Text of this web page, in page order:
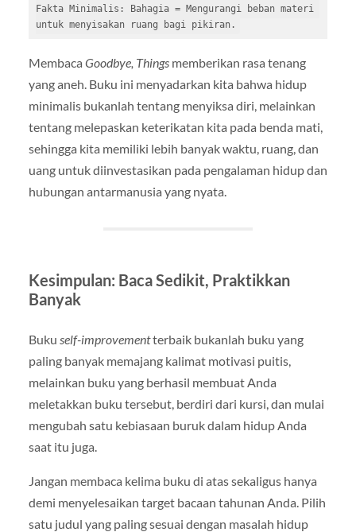
Fakta Minimalis: Bahagia = Mengurangi beban materi
Membaca Goodbye, Thingsmemberikan rasa tenang
yang aneh. Buku ini menyadarkan kita bahwa hidup
minimalis bukanlah tentang menyiksa diri, melainkan
tentang melepaskan keterikatan kita pada benda mati,
sehingga kita memiliki lebih banyak waktu, ruang, dan
uang untuk diinvestasikan pada pengalaman hidup dan
hubungan antarmanusia yang nyata.
Kesimpulan: Baca Sedikit, Praktikkan
Banyak
Buku self-improvementterbaik bukanlah buku yang
paling banyak memajang kalimat motivasi puitis,
melainkan buku yang berhasil membuat Anda
meletakkan buku tersebut, berdiri dari kursi, dan mulai
mengubah satu kebiasaan buruk dalam hidup Anda
saat itu juga.
Jangan membaca kelima buku di atas sekaligus hanya
demi menyelesaikan target bacaan tahunan Anda. Pilih
satu judul yang paling sesuai dengan masalah hidup